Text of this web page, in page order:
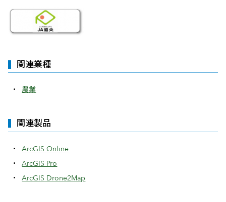
関連業種
農業
関連製品
ArcGIS Online
ArcGIS Pro
ArcGIS Drone2Map